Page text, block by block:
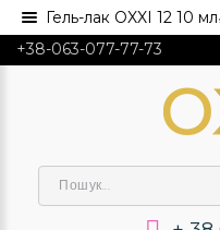
+38-063-077-77-73